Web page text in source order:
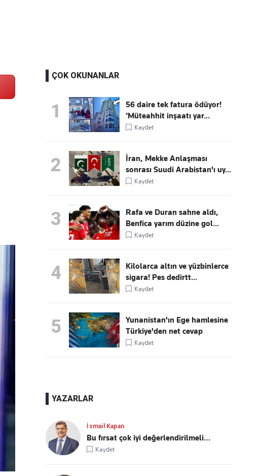
ÇOK OKUNANLAR
1
56 daire tek fatura ödüyor!
‘Müteahhit inşaatı yar...
Kaydet
2
İran, Mekke Anlaşması
sonrası Suudi Arabistan'ı uy...
Kaydet
3
Rafa ve Duran sahne aldı,
Benfica yarım düzine gol...
Kaydet
4
Kilolarca altın ve yüzbinlerce
sigara! Pes dedirtt...
Kaydet
5
Yunanistan'ın Ege hamlesine
Türkiye'den net cevap
Kaydet
YAZARLAR
İsmail Kapan
Bu fırsat çok iyi değerlendirilmeli…
Kaydet